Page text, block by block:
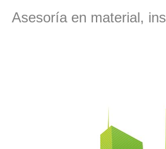
Asesoría en material,